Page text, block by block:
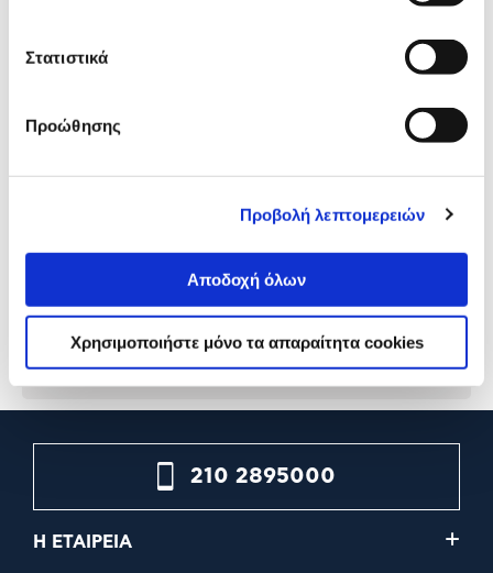
Στατιστικά
Προώθησης
Προβολή λεπτομερειών
Αποδοχή όλων
Χρησιμοποιήστε μόνο τα απαραίτητα cookies
Lian Li STRIMER Wireless for
Controller
79,90€
Προσθήκη
Lian Li STRIMER Wireless
Controller)
49,90€
Προσθήκη
210 2895000
Η ΕΤΑΙΡΕΙΑ